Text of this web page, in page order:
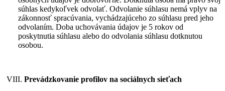
súhlas kedykoľvek odvolať. Odvolanie súhlasu nemá vplyv na
zákonnosť spracúvania, vychádzajúceho zo súhlasu pred jeho
odvolaním. Doba uchovávania údajov je 5 rokov od
poskytnutia súhlasu alebo do odvolania súhlasu dotknutou
osobou.
Prevádzkovanie profilov na sociálnych sieťach